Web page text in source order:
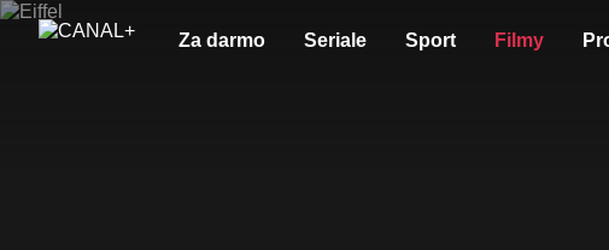
Za darmo Seriale Sport Filmy